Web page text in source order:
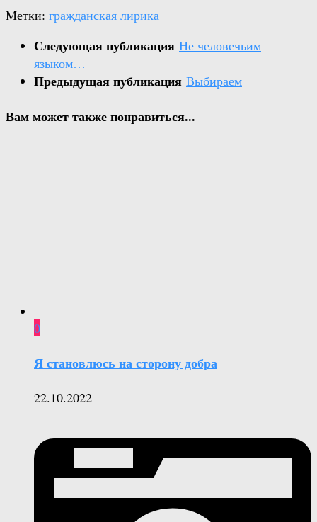
Метки: гражданская лирика
Следующая публикация Не человечьим
языком…
Предыдущая публикация Выбираем
Вам может также понравиться...
0
Я становлюсь на сторону добра
22.10.2022